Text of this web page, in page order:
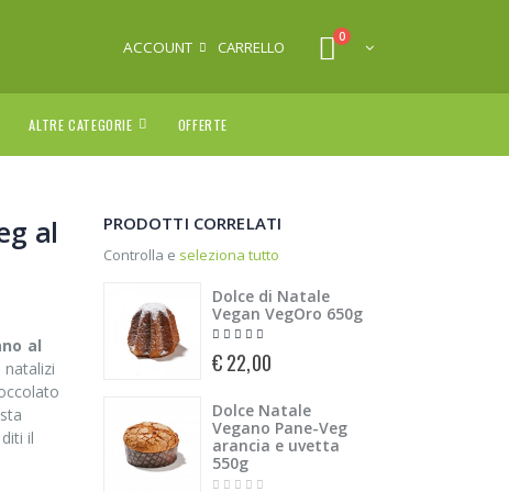
ACCOUNT CARRELLO
0
ALTRE CATEGORIE OFFERTE
al
al
il
PRODOTTI CORRELATI
Controlla e seleziona tutto
Dolce di Natale
Vegan VegOro 650g
€ 22,00
Dolce Natale
Vegano Pane-Veg
arancia e uvetta
550g